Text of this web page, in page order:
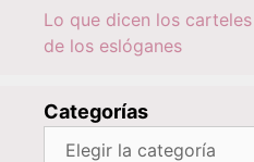
Lo que dicen los
de los eslóganes
Categorías